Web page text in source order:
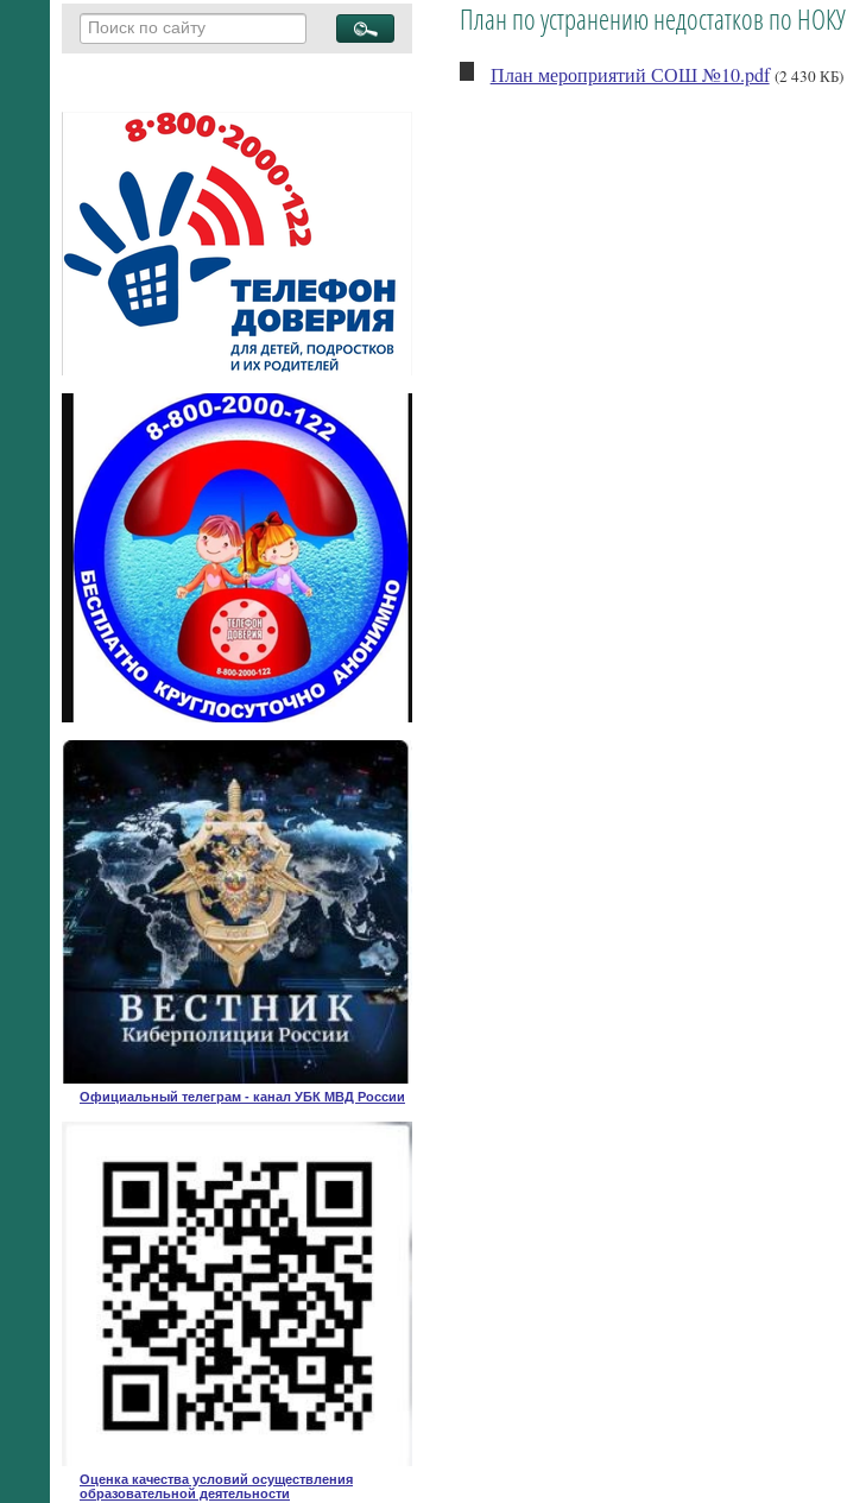
Официальный телеграм - канал УБК МВД России
Оценка качества условий осуществления
образовательной деятельности
План по устранению недостатков по НОКУ
План мероприятий СОШ №10.pdf (2 430 КБ)